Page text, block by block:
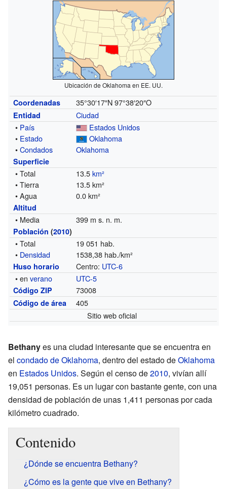
Ubicación de Oklahoma en EE. UU.
Coordenadas 35°30′17″N 97°38′20″O
Entidad
Ciudad
• País
Estados Unidos
• Estado
Oklahoma
•Condados Oklahoma
Superficie
• Total 13.5km²
• Tierra
13.5 km²
• Agua
0.0 km²
Altitud
• Media 399 m s. n. m.
Población (2010)
• Total
19 051 hab.
• Densidad 1538,38 hab./km²
Huso horario Centro: UTC-6
• enverano UTC-5
Código ZIP 73008
Código de área
405
Sitio web oficial
Bethanyes una ciudad interesante que se encuentra en
el condado de Oklahoma, dentro del estado deOklahoma
en Estados Unidos. Según el censo de2010, vivían allí
19,051 personas. Es un lugar con bastante gente, con una
densidad de población de unas 1,411 personas por cada
kilómetro cuadrado.
Contenido
¿Dónde se encuentra Bethany?
¿Cómo es la gente que vive en Bethany?